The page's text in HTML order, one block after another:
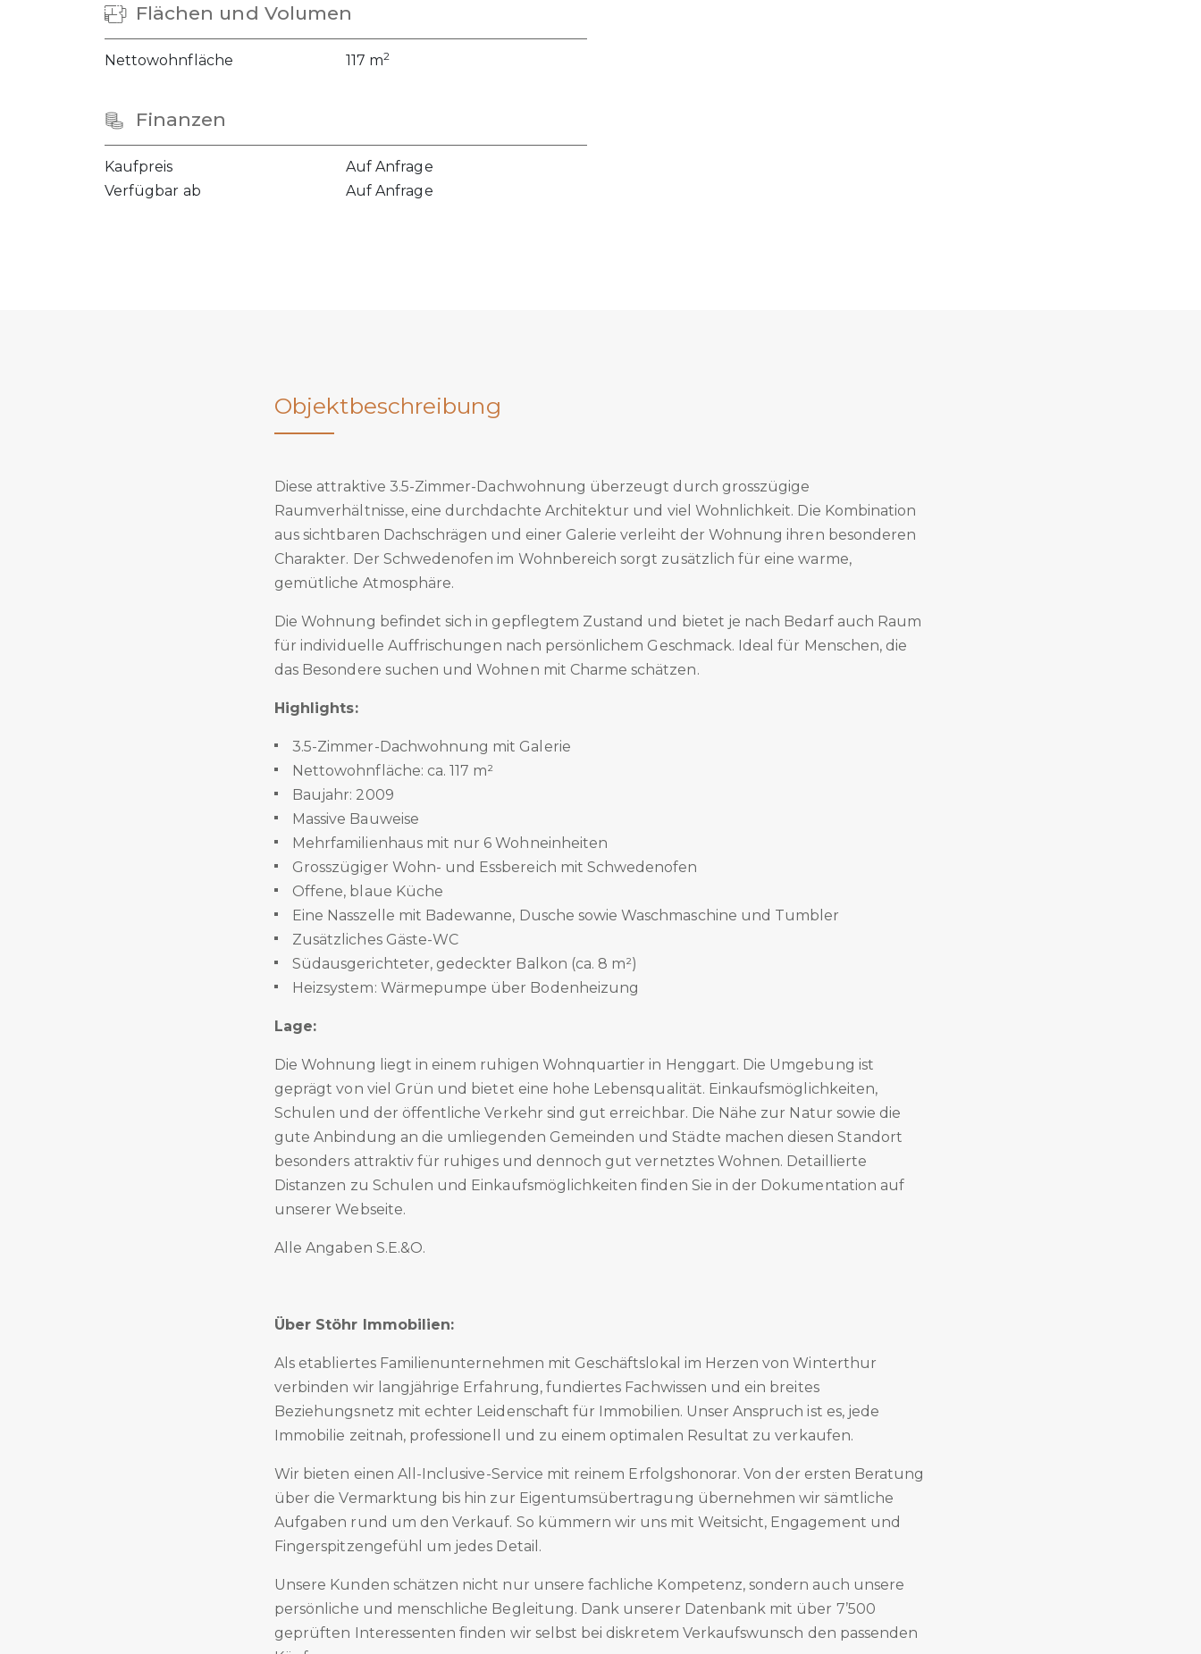
Flächen und Volumen
Nettowohnfläche 117 m2
Finanzen
Kaufpreis
Auf Anfrage
Verfügbar ab
Auf Anfrage
Objektbeschreibung
Diese attraktive 3.5-Zimmer-Dachwohnung überzeugt durch grosszügige
Raumverhältnisse, eine durchdachte Architektur und viel Wohnlichkeit. Die Kombination
aus sichtbaren Dachschrägen und einer Galerie verleiht der Wohnung ihren besonderen
Charakter. Der Schwedenofen im Wohnbereich sorgt zusätzlich für eine warme,
gemütliche Atmosphäre.
Die Wohnung befindet sich in gepflegtem Zustand und bietet je nach Bedarf auch Raum
für individuelle Auffrischungen nach persönlichem Geschmack. Ideal für Menschen, die
das Besondere suchen und Wohnen mit Charme schätzen.
Highlights:
3.5-Zimmer-Dachwohnung mit Galerie
Nettowohnfläche: ca. 117 m²
Baujahr: 2009
Massive Bauweise
Mehrfamilienhaus mit nur 6 Wohneinheiten
Grosszügiger Wohn- und Essbereich mit Schwedenofen
Offene, blaue Küche
Eine Nasszelle mit Badewanne, Dusche sowie Waschmaschine und Tumbler
Zusätzliches Gäste-WC
Südausgerichteter, gedeckter Balkon (ca. 8 m²)
Heizsystem: Wärmepumpe über Bodenheizung
Lage:
Die Wohnung liegt in einem ruhigen Wohnquartier in Henggart. Die Umgebung ist
geprägt von viel Grün und bietet eine hohe Lebensqualität. Einkaufsmöglichkeiten,
Schulen und der öffentliche Verkehr sind gut erreichbar. Die Nähe zur Natur sowie die
gute Anbindung an die umliegenden Gemeinden und Städte machen diesen Standort
besonders attraktiv für ruhiges und dennoch gut vernetztes Wohnen. Detaillierte
Distanzen zu Schulen und Einkaufsmöglichkeiten finden Sie in der Dokumentation auf
unserer Webseite.
Alle Angaben S.E.&O.
Über Stöhr Immobilien:
Als etabliertes Familienunternehmen mit Geschäftslokal im Herzen von Winterthur
verbinden wir langjährige Erfahrung, fundiertes Fachwissen und ein breites
Beziehungsnetz mit echter Leidenschaft für Immobilien. Unser Anspruch ist es, jede
Immobilie zeitnah, professionell und zu einem optimalen Resultat zu verkaufen.
Wir bieten einen All-Inclusive-Service mit reinem Erfolgshonorar. Von der ersten Beratung
über die Vermarktung bis hin zur Eigentumsübertragung übernehmen wir sämtliche
Aufgaben rund um den Verkauf. So kümmern wir uns mit Weitsicht, Engagement und
Fingerspitzengefühl um jedes Detail.
Unsere Kunden schätzen nicht nur unsere fachliche Kompetenz, sondern auch unsere
persönliche und menschliche Begleitung. Dank unserer Datenbank mit über 7’500
geprüften Interessenten finden wir selbst bei diskretem Verkaufswunsch den passenden